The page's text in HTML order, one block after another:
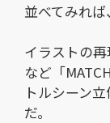
並べてみれば
イラストの
など「
トルシーン
だ。